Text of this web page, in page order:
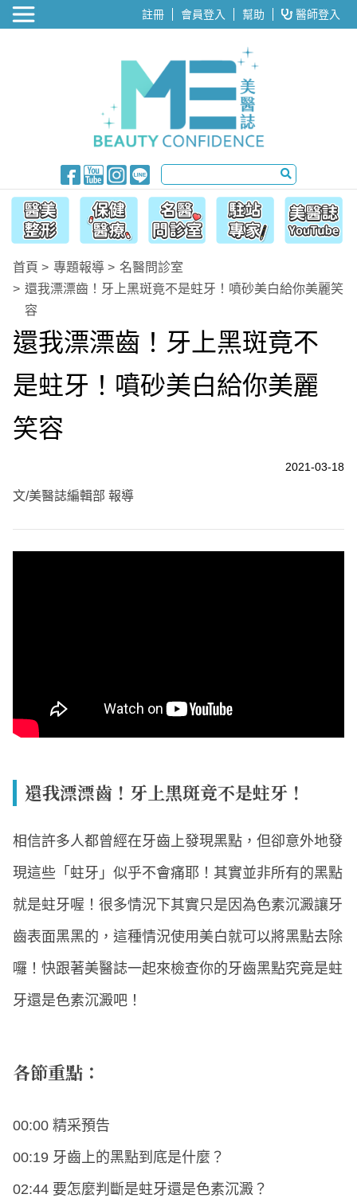
醫美整形 註冊 會員登入 幫助 醫師登入
首頁 專題報導
名醫問診室
還我漂漂齒！牙上黑斑竟不是蛀牙！噴砂美白給你美麗笑
容
還我漂漂齒！牙上黑斑竟不
是蛀牙！噴砂美白給你美麗
笑容
2021-03-18
文/美醫誌編輯部 報導
還我漂漂齒！牙上黑斑竟不是蛀牙！
相信許多人都曾經在牙齒上發現黑點，但卻意外地發
現這些「蛀牙」似乎不會痛耶！其實並非所有的黑點
就是蛀牙喔！很多情況下其實只是因為色素沉澱讓牙
齒表面黑黑的，這種情況使用美白就可以將黑點去除
囉！快跟著美醫誌一起來檢查你的牙齒黑點究竟是蛀
牙還是色素沉澱吧！
各節重點：
00:00 精采預告
00:19 牙齒上的黑點到底是什麼？
02:44 要怎麼判斷是蛀牙還是色素沉澱？